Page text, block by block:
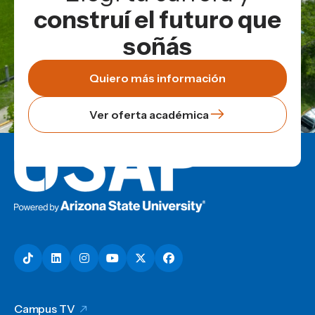
construí el futuro que
soñás
Quiero más información
Ver oferta académica
Campus TV